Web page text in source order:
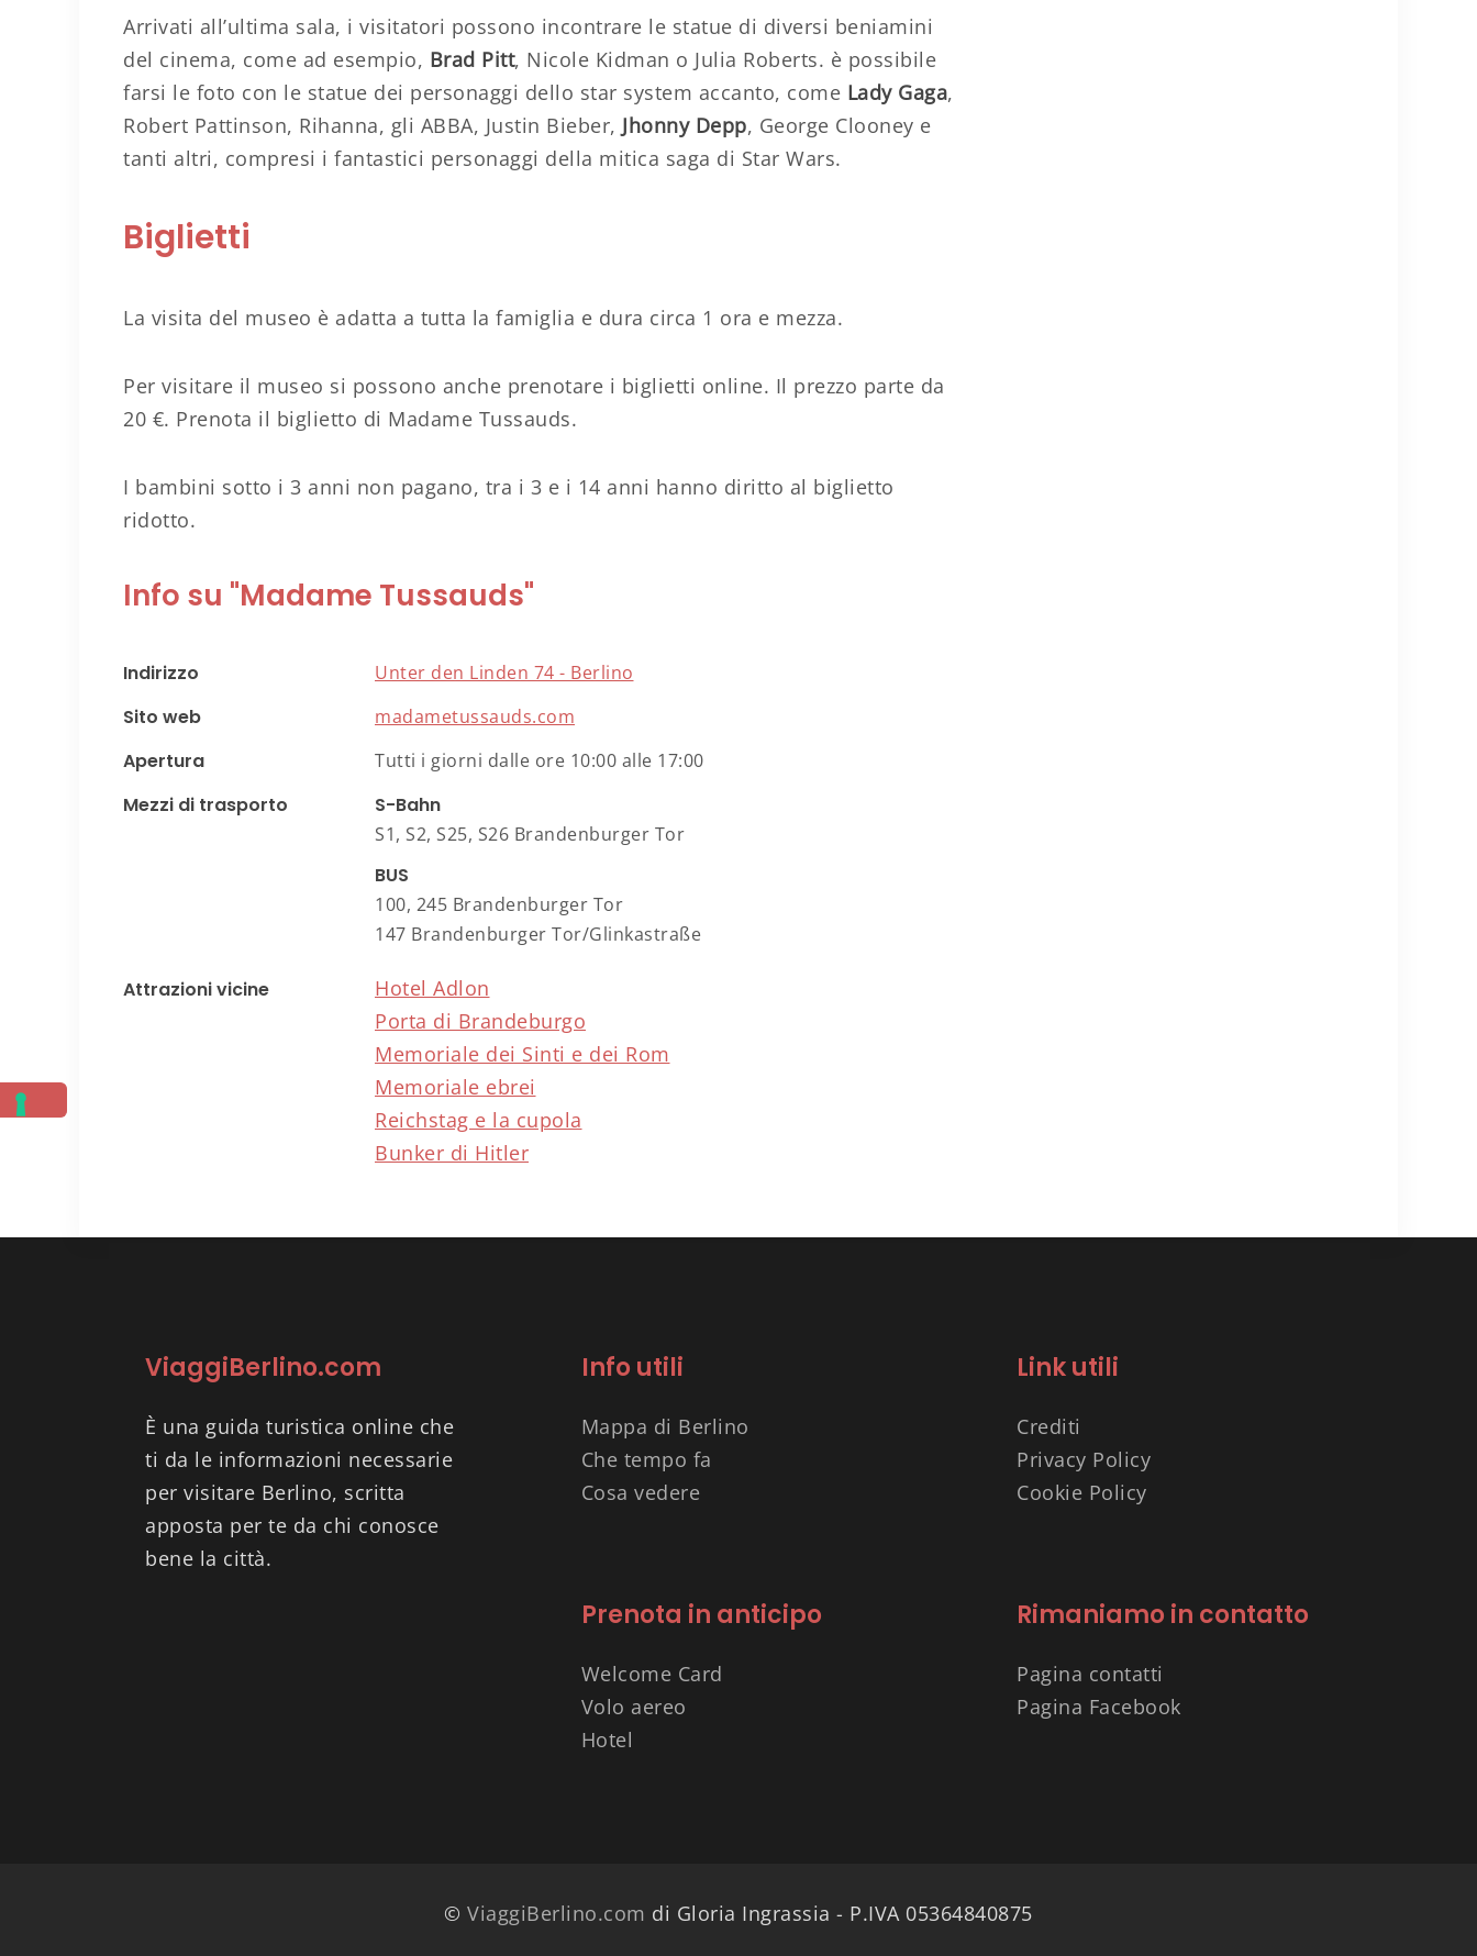
Arrivati all’ultima sala, i visitatori possono incontrare le statue di diversi beniamini
del cinema, come ad esempio, Brad Pitt, Nicole Kidman o Julia Roberts. è possibile
farsi le foto con le statue dei personaggi dello star system accanto, come Lady Gaga,
Robert Pattinson, Rihanna, gli ABBA, Justin Bieber, Jhonny Depp, George Clooney e
tanti altri, compresi i fantastici personaggi della mitica saga di Star Wars.
Biglietti
La visita del museo è adatta a tutta la famiglia e dura circa 1 ora e mezza.
Per visitare il museo si possono anche prenotare i biglietti online. Il prezzo parte da
20 €. Prenota il biglietto di Madame Tussauds.
I bambini sotto i 3 anni non pagano, tra i 3 e i 14 anni hanno diritto al biglietto
ridotto.
Info su "Madame Tussauds"
Indirizzo Unter den Linden 74 - Berlino
Sito web madametussauds.com
Apertura Tutti i giorni dalle ore 10:00 alle 17:00
Mezzi di trasporto S-Bahn
S1, S2, S25, S26 Brandenburger Tor
BUS
100, 245 Brandenburger Tor
147 Brandenburger Tor/Glinkastraße
Attrazioni vicine
Hotel Adlon
Porta di Brandeburgo
Memoriale dei Sinti e dei Rom
Memoriale ebrei
Reichstag e la cupola
Bunker di Hitler
ViaggiBerlino.com
È una guida turistica online che
ti da le informazioni necessarie
per visitare Berlino, scritta
apposta per te da chi conosce
bene la città.
Info utili
Mappa di Berlino
Che tempo fa
Cosa vedere
Prenota in anticipo
Welcome Card
Volo aereo
Hotel
Link utili
Crediti
Privacy Policy
Cookie Policy
Rimaniamo in contatto
Pagina contatti
Pagina Facebook
©ViaggiBerlino.com di Gloria Ingrassia - P.IVA 05364840875